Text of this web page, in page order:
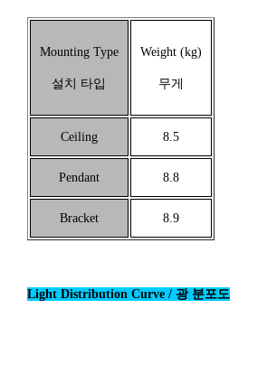
Mounting Type
설치 타입
Weight (kg)
무게
Ceiling 8.5
Pendant 8.8
Bracket 8.9
Light Distribution Curve / 광 분포도